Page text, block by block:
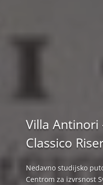
Villa Antinori
Classico
Nedavno studijsko
Centrom za izvrsnost